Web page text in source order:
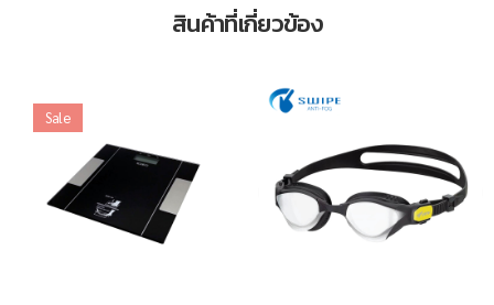
สินค้าที่เกี่ยวข้อง
Sale